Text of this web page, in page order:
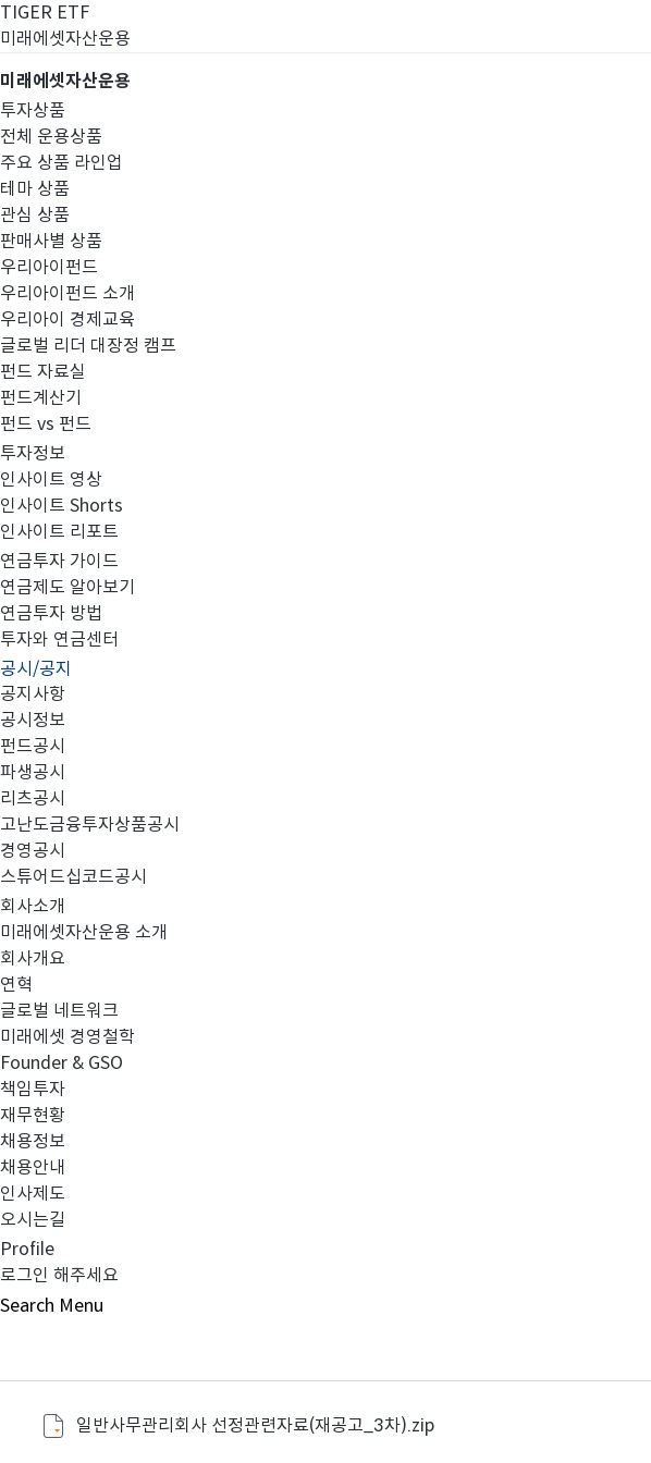
TIGER ETF
미래에셋자산운용
미래에셋자산운용
투자상품
전체 운용상품
주요 상품 라인업
테마 상품
관심 상품
판매사별 상품
우리아이펀드
우리아이펀드 소개
우리아이 경제교육
글로벌 리더 대장정 캠프
펀드 자료실
펀드계산기
펀드 vs 펀드
투자정보
인사이트 영상
인사이트 Shorts
인사이트 리포트
연금투자 가이드
연금제도 알아보기
연금투자 방법
투자와 연금센터
공시/공지
공지사항
공시정보
펀드공시
파생공시
리츠공시
고난도금융투자상품공시
경영공시
스튜어드십코드공시
회사소개
미래에셋자산운용 소개
회사개요
연혁
글로벌 네트워크
미래에셋 경영철학
Founder & GSO
책임투자
재무현황
채용정보
채용안내
인사제도
오시는길
Profile
로그인 해주세요
Search Menu
공지사항
일반사무관리회사 선정을 위한 제안 요청 재 공고의 건(3차)
미래에셋자산운용㈜은 집합투자기구 등의 일반사무관리업무 위탁
1.선정대상 : 미래에셋자산운용 일반사무관리회사
2.계약기간 : 최초
3.선정방식 : 입찰공고에 의한 일반경쟁 입찰
* 자세한 사항은 첨부자료를 참고하시기 바랍니다.
*담당자 : 펀드오퍼레이션본부 본부장 조정오
연락처 : (02) 3774-2053 , E-mail :
일반사무관리회사 선정관련자료(재공고_3차).zip